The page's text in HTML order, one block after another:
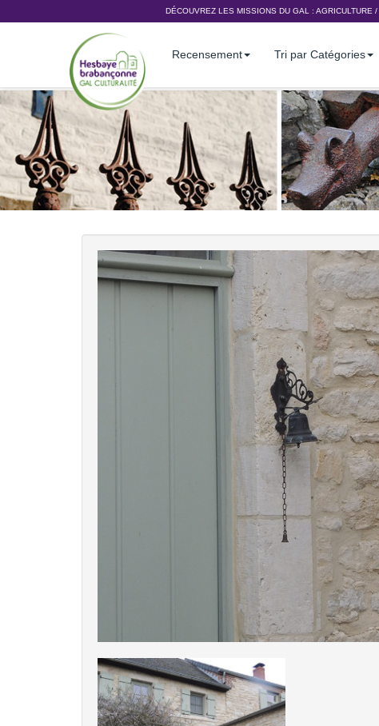
DÉCOUVREZ LES MISSIONS DU GAL : AGRICULTURE /
Recensement Tri par Catégories